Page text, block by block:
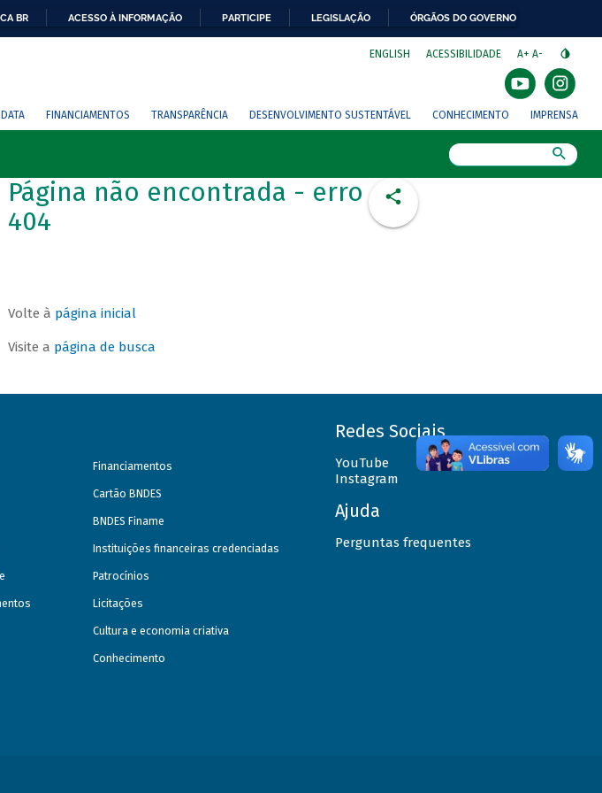
BR ACESSO À INFORMAÇÃO PARTICIPE LEGISLAÇÃO ÓRGÃOS DO GOVERNO
ENGLISH ACESSIBILIDADE A+ A-
FINANCIAMENTOS TRANSPARÊNCIA DESENVOLVIMENTO SUSTENTÁVEL CONHECIMENTO IMPRENSA
Página não encontrada - erro
404
Volte à página inicial
Visite a página de busca
Financiamentos
Cartão BNDES
BNDES Finame
Instituições financeiras credenciadas
Patrocínios
Licitações
Cultura e economia criativa
Conhecimento
Redes Sociais
YouTube
Instagram
Ajuda
Perguntas frequentes